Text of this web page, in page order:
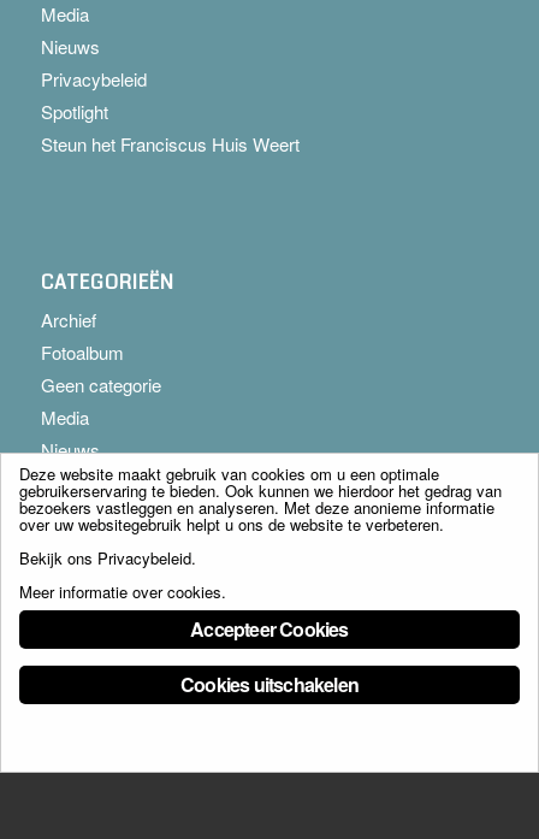
Media
Nieuws
Privacybeleid
Spotlight
Steun het Franciscus Huis Weert
CATEGORIEËN
Archief
Fotoalbum
Geen categorie
Media
Nieuws
© Copyright - Franciscus Huis Weert B.V. - webdesign:
Deze website maakt gebruik van cookies om u een optimale
gebruikerservaring te bieden. Ook kunnen we hierdoor het gedrag van
bezoekers vastleggen en analyseren. Met deze anonieme informatie
over uw websitegebruik helpt u ons de website te verbeteren.
Bekijk ons Privacybeleid.
Meer informatie over cookies.
Accepteer Cookies
Cookies uitschakelen